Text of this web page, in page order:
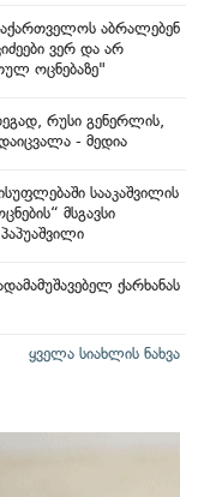
აბრალებენ
ვერ და არ
ოცნებაზე"
რუსი გენერლის,
- მედია
სააკაშვილის
მსგავსი
ქარხანას
ყველა სიახლის ნახვა